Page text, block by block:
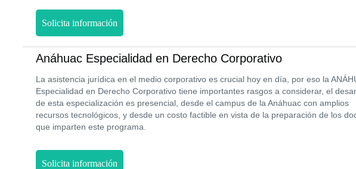
Solicita información
Anáhuac Especialidad en Derecho Corporativo
La asistencia jurídica en el medio corporativo es crucial hoy en día, por eso la
Especialidad en Derecho Corporativo tiene importantes rasgos a considerar, el
de esta especialización es presencial, desde el campus de la Anáhuac con amplios
recursos tecnológicos, y desde un costo factible en vista de la preparación de los
que imparten este programa.
Solicita información